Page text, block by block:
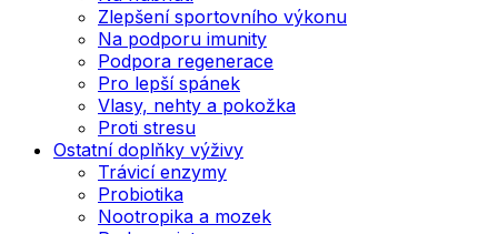
Zlepšení sportovního výkonu
Na podporu imunity
Podpora regenerace
Pro lepší spánek
Vlasy, nehty a pokožka
Proti stresu
Ostatní doplňky výživy
Trávicí enzymy
Probiotika
Nootropika a mozek